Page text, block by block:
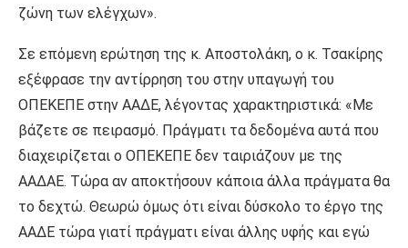
ζώνη των ελέγχων».
Σε επόμενη ερώτηση της κ. Αποστολάκη, ο κ. Τσακίρης
εξέφρασε την αντίρρηση του στην υπαγωγή του
ΟΠΕΚΕΠΕ στην ΑΑΔΕ, λέγοντας χαρακτηριστικά: «Με
βάζετε σε πειρασμό. Πράγματι τα δεδομένα αυτά που
διαχειρίζεται ο ΟΠΕΚΕΠΕ δεν ταιριάζουν με της
ΑΑΔΑΕ. Τώρα αν αποκτήσουν κάποια άλλα πράγματα θα
το δεχτώ. Θεωρώ όμως ότι είναι δύσκολο το έργο της
ΑΑΔΕ τώρα γιατί πράγματι είναι άλλης υφής και εγώ